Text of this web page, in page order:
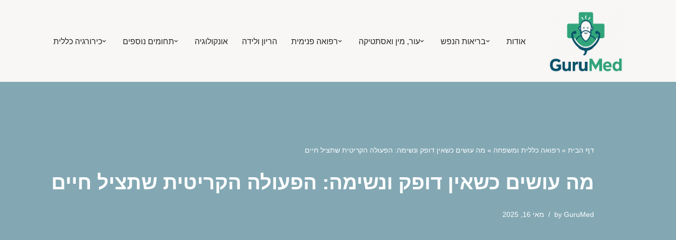
אודות בריאות הנפש עור, מין ואסתטיקה רפואה פנימית הריון ולידה אונקולוגיה תחומים נוספים כירורגיה כללית
דף הבית » רפואה כללית ומשפחה » מה עושים כשאין דופק ונשימה: הפעולה הקריטית שתציל חיים
מה עושים כשאין דופק ונשימה: הפעולה הקריטית שתציל חיים
by GuruMed מאי 16, 2025